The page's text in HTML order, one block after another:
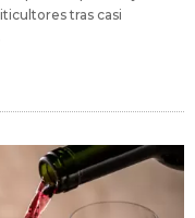
tras casi